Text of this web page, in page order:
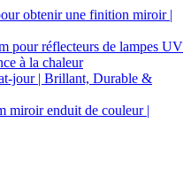
obtenir une finition miroir |
pour réflecteurs de lampes UV
à la chaleur
jour | Brillant, Durable &
miroir enduit de couleur |